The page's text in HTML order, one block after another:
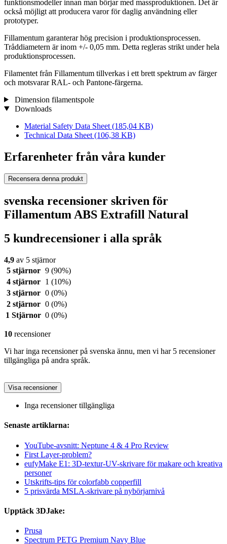
funktionsmodeller innan man börjar med massproduktionen. Det är
också möjligt att producera varor för daglig användning eller
prototyper.
Fillamentum garanterar hög precision i produktionsprocessen.
Tråddiametern är inom +/- 0,05 mm. Detta regleras strikt under hela
produktionsprocessen.
Filamentet från Fillamentum tillverkas i ett brett spektrum av färger
och motsvarar RAL- och Pantone-färgerna.
Dimension filamentspole
Downloads
Material Safety Data Sheet (185,04 KB)
Technical Data Sheet (106,38 KB)
Erfarenheter från våra kunder
Recensera denna produkt
svenska recensioner skriven för
Fillamentum ABS Extrafill Natural
5 kundrecensioner i alla språk
4,9 av 5 stjärnor
5 stjärnor 9 (90%)
4 stjärnor
1 (10%)
3 stjärnor 0 (0%)
2 stjärnor 0 (0%)
1 Stjärnor 0 (0%)
10 recensioner
Vi har inga recensioner på svenska ännu, men vi har 5 recensioner
tillgängliga på andra språk.
Visa recensioner
Inga recensioner tillgängliga
Senaste artiklarna:
YouTube-avsnitt: Neptune 4 & 4 Pro Review
First Layer-problem?
eufyMake E1: 3D-textur-UV-skrivare för makare och kreativa
personer
Utskrifts-tips för colorfabb copperfill
5 prisvärda MSLA-skrivare på nybörjarnivå
Upptäck 3DJake:
Prusa
Spectrum PETG Premium Navy Blue